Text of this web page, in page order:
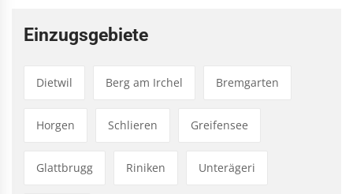
Einzugsgebiete
Dietwil Berg am Irchel Bremgarten
Horgen Schlieren Greifensee
Glattbrugg Riniken Unterägeri